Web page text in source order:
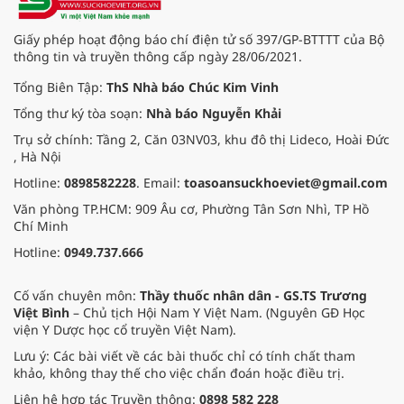
Giấy phép hoạt động báo chí điện tử số 397/GP-BTTTT của Bộ
thông tin và truyền thông cấp ngày 28/06/2021.
Tổng Biên Tập: ThS Nhà báo Chúc Kim Vinh
Tổng thư ký tòa soạn: Nhà báo Nguyễn Khải
Trụ sở chính: Tầng 2, Căn 03NV03, khu đô thị Lideco, Hoài Đức
, Hà Nội
Hotline: 0898582228. Email: toasoansuckhoeviet@gmail.com
Văn phòng TP.HCM: 909 Âu cơ, Phường Tân Sơn Nhì, TP Hồ
Chí Minh
Hotline: 0949.737.666
Cố vấn chuyên môn: Thầy thuốc nhân dân - GS.TS Trương
Việt Bình – Chủ tịch Hội Nam Y Việt Nam. (Nguyên GĐ Học
viện Y Dược học cổ truyền Việt Nam).
Lưu ý: Các bài viết về các bài thuốc chỉ có tính chất tham
khảo, không thay thế cho việc chẩn đoán hoặc điều trị.
Liên hệ hợp tác Truyền thông: 0898 582 228